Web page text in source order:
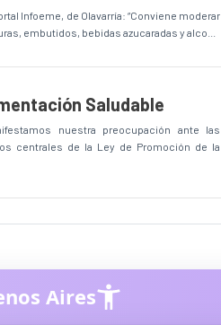
Infoeme, de Olavarría: “Conviene moderar
embutidos, bebidas azucaradas y alco...
Saludable
nuestra preocupación ante las
centrales de la Ley de Promoción de la
Aires